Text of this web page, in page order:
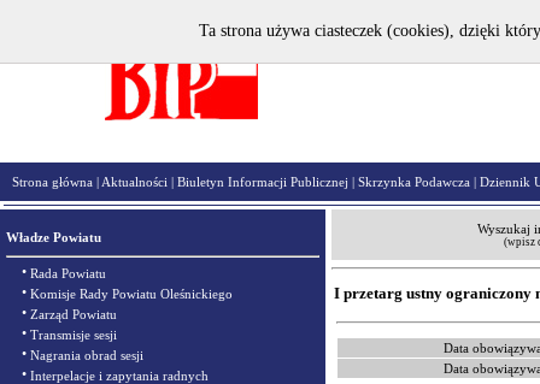
Strona główna | Aktualności | Biuletyn Informacji Publicznej | Skrzynka Podawcza | Dziennik
Władze Powiatu
• Rada Powiatu
• Komisje Rady Powiatu Oleśnickiego
• Zarząd Powiatu
• Transmisje sesji
• Nagrania obrad sesji
• Interpelacje i zapytania radnych
Wyszukaj
(wpisz
I przetarg ustny ograniczony
Data
Data
Ta strona używa ciasteczek (cookies), dzięki